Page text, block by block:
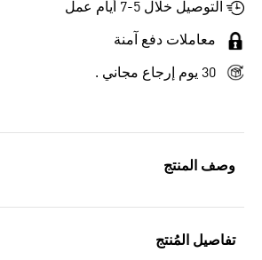
وصف المنتج
تفاصيل المُنتج
التوصيل خلال 5-7 أيام عمل
معاملات دفع آمنة